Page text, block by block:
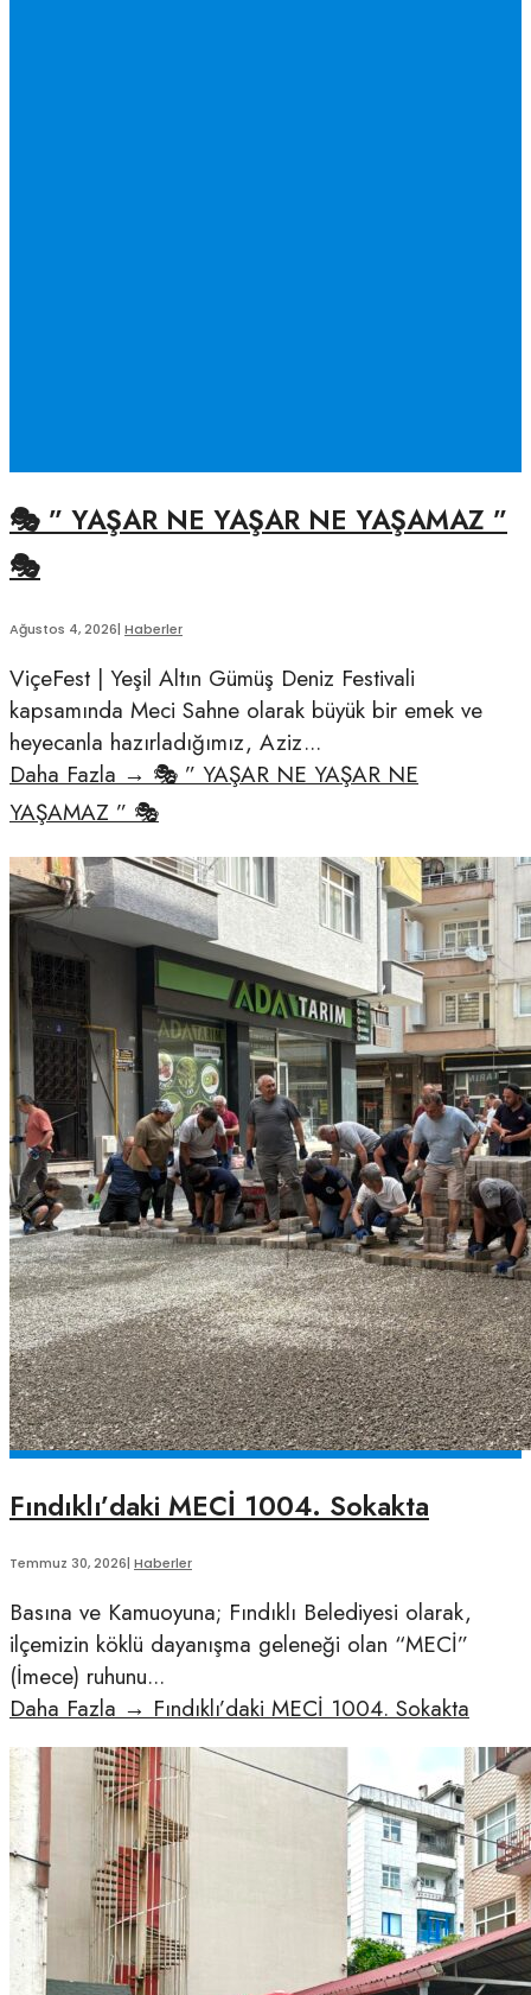
🎭 ” YAŞAR NE YAŞAR NE YAŞAMAZ ”
🎭
Ağustos 4, 2026| Haberler
ViçeFest | Yeşil Altın Gümüş Deniz Festivali
kapsamında Meci Sahne olarak büyük bir emek ve
heyecanla hazırladığımız, Aziz...
Daha Fazla → 🎭 ” YAŞAR NE YAŞAR NE
YAŞAMAZ ” 🎭
Fındıklı’daki MECİ 1004. Sokakta
Temmuz 30, 2026| Haberler
Basına ve Kamuoyuna; Fındıklı Belediyesi olarak,
ilçemizin köklü dayanışma geleneği olan “MECİ”
(İmece) ruhunu...
Daha Fazla → Fındıklı’daki MECİ 1004. Sokakta